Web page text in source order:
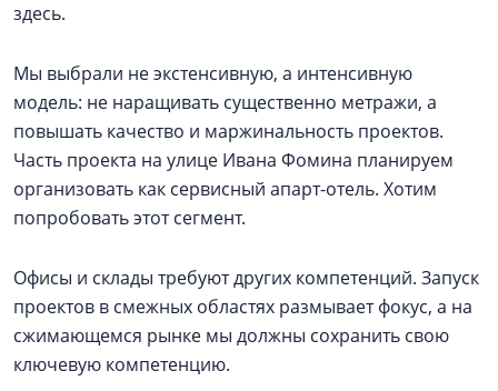
здесь.
Мы выбрали не экстенсивную, а интенсивную
модель: не наращивать существенно метражи, а
повышать качество и маржинальность проектов.
Часть проекта на улице Ивана Фомина планируем
организовать как сервисный апарт-отель. Хотим
попробовать этот сегмент.
Офисы и склады требуют других компетенций. Запуск
проектов в смежных областях размывает фокус, а на
сжимающемся рынке мы должны сохранить свою
ключевую компетенцию.